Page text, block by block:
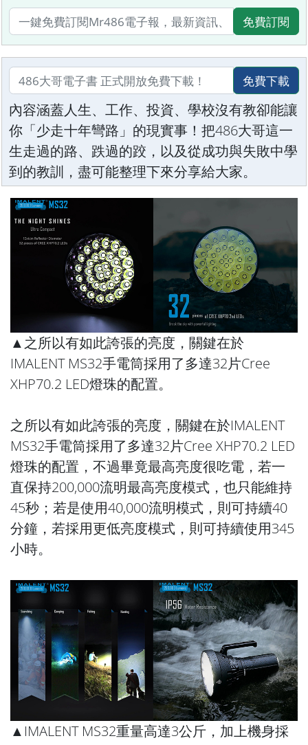
免費訂閱
免費下載
內容涵蓋人生、工作、投資、學校沒有教卻能讓
你「少走十年彎路」的現實事！把486大哥這一
生走過的路、跌過的跤，以及從成功與失敗中學
到的教訓，盡可能整理下來分享給大家。
▲之所以有如此誇張的亮度，關鍵在於
IMALENT MS32手電筒採用了多達32片Cree
XHP70.2 LED燈珠的配置。
之所以有如此誇張的亮度，關鍵在於IMALENT
MS32手電筒採用了多達32片Cree XHP70.2 LED
燈珠的配置，不過畢竟最高亮度很吃電，若一
直保持200,000流明最高亮度模式，也只能維持
45秒；若是使用40,000流明模式，則可持續40
分鐘，若採用更低亮度模式，則可持續使用345
小時。
▲IMALENT MS32重量高達3公斤，加上機身採